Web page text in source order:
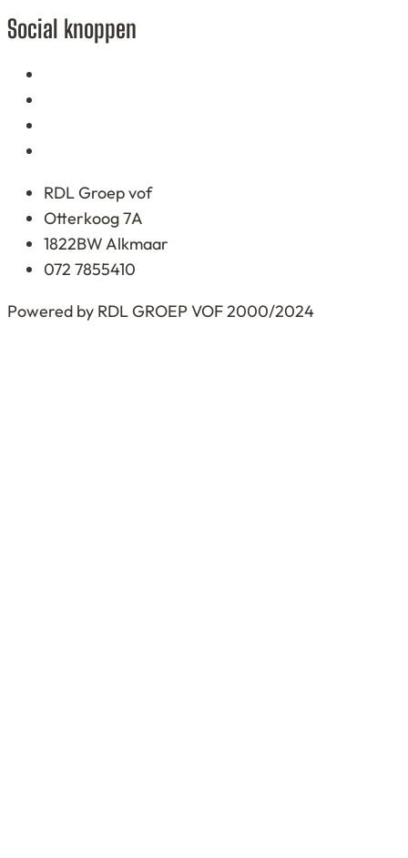
12.345
Social knoppen
RDL Groep vof
Otterkoog 7A
1822BW Alkmaar
072 7855410
Powered by RDL GROEP VOF 2000/2024